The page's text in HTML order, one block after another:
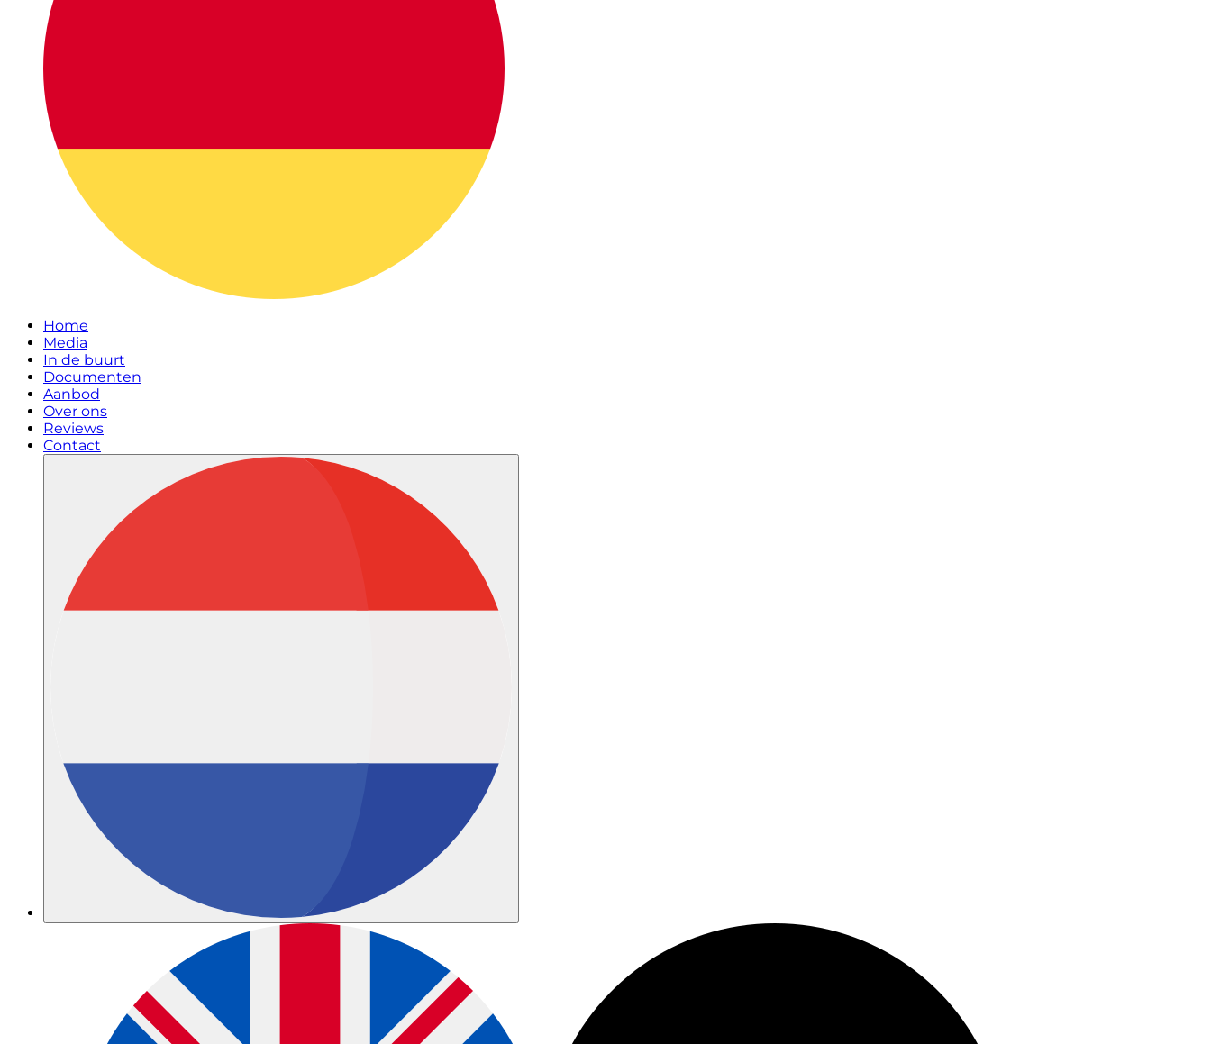
Home
Media
In de buurt
Documenten
Aanbod
Over ons
Reviews
Contact